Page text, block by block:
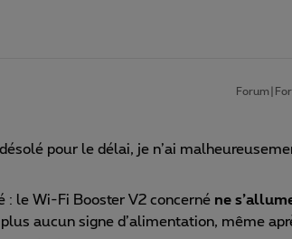
pour le délai, je n’ai
: le Wi-Fi Booster V2 concerné ne
plus aucun signe d’alimentation, même